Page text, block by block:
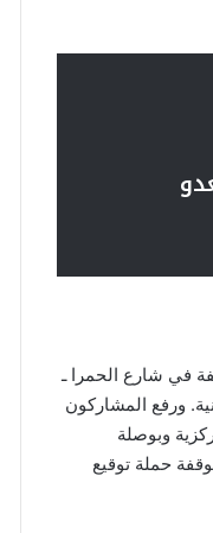
في شارع الحمرا ـ
ورفع المشاركون
وبوصلة
حملة توقيع